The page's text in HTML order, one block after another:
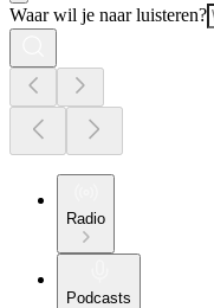
Waar wil je naar luisteren?
Radio
Podcasts